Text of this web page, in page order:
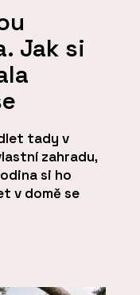
Jak si
tady v
zahradu,
si ho
v domě se